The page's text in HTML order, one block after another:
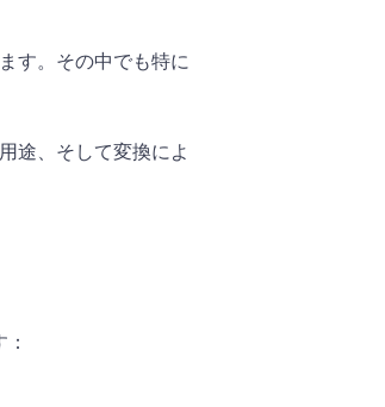
す。その中でも特に
途、そして変換によ